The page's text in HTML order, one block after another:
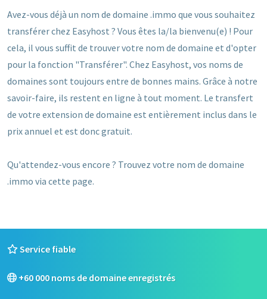
Avez-vous déjà un nom de domaine .immo que vous souhaitez
transférer chez Easyhost ? Vous êtes la/la bienvenu(e) ! Pour
cela, il vous suffit de trouver votre nom de domaine et d'opter
pour la fonction "Transférer". Chez Easyhost, vos noms de
domaines sont toujours entre de bonnes mains. Grâce à notre
savoir-faire, ils restent en ligne à tout moment. Le transfert
de votre extension de domaine est entièrement inclus dans le
prix annuel et est donc gratuit.
Qu'attendez-vous encore ? Trouvez votre nom de domaine
.immo via cette page.
Service fiable
+60 000 noms de domaine enregistrés